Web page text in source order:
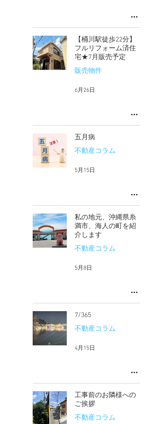
【桶川駅徒歩22分】
フルリフォーム済住
宅★7月販売予定
販売物件
6月26日
五月病
不動産コラム
5月15日
私の地元、沖縄県糸
満市、海人の町を紹
介します
不動産コラム
5月8日
7/365
不動産コラム
4月15日
工事前のお隣様への
ご挨拶
不動産コラム